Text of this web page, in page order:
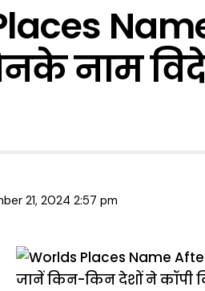
नाम
21, 2024 2:57 pm